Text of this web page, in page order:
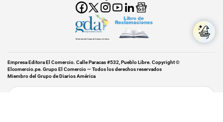
Miembro del Grupo de Diarios América
Empresa Editora El Comercio. Calle Paracas #532, Pueblo Libre. Copyright ©
Elcomercio.pe. Grupo El Comercio — Todos los derechos reservados
Miembro del Grupo de Diarios América